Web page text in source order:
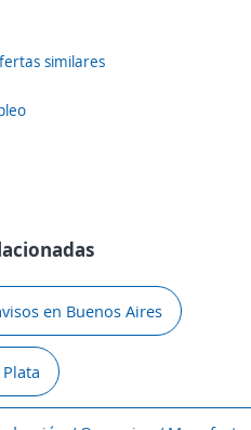
similares
en Buenos Aires